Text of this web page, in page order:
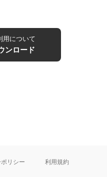
用について
ンロード
リシー 利用規約